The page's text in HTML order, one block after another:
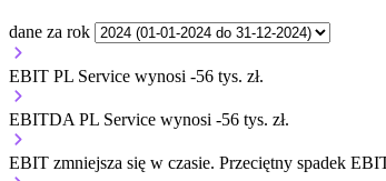
dane za rok
EBIT PL Service wynosi -56 tys. zł.
EBITDA PL Service wynosi -56 tys. zł.
EBIT zmniejsza się w czasie. Przeciętny spadek